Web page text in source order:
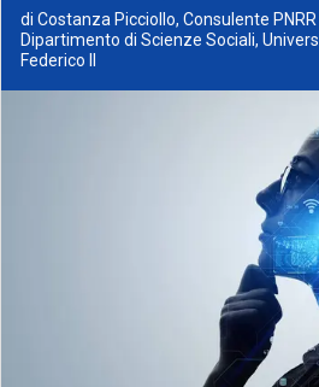
di Costanza Picciollo, Consulente
Dipartimento di Scienze Sociali,
Federico II